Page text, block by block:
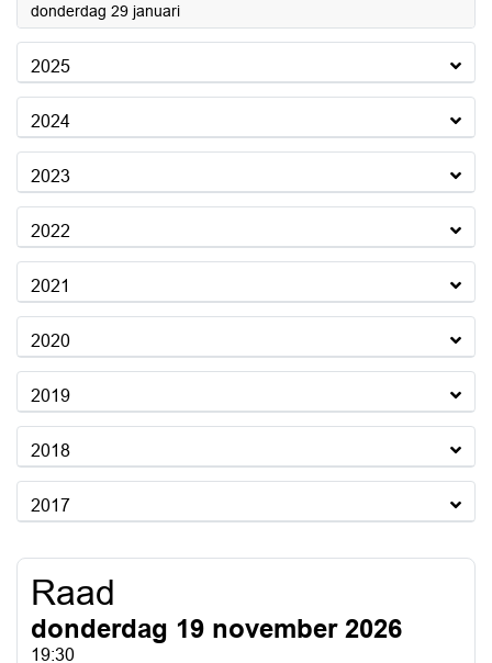
donderdag 29 januari2026
2025
2024
2023
2022
2021
2020
2019
2018
2017
Raad
donderdag 19 november 2026
19:30